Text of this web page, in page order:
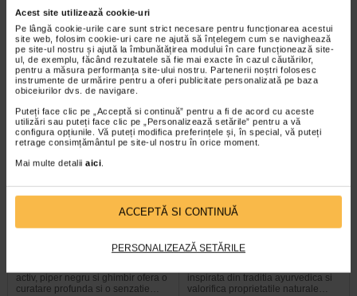
Acest site utilizează cookie-uri
Pe lângă cookie-urile care sunt strict necesare pentru funcționarea acestui
site web, folosim cookie-uri care ne ajută să înțelegem cum se navighează
pe site-ul nostru și ajută la îmbunătățirea modului în care funcționează site-
ul, de exemplu, făcând rezultatele să fie mai exacte în cazul căutărilor,
pentru a măsura performanța site-ului nostru. Partenerii noștri folosesc
instrumente de urmărire pentru a oferi publicitate personalizată pe baza
obiceiurilor dvs. de navigare.
Puteți face clic pe „Acceptă si continuă” pentru a fi de acord cu aceste
utilizări sau puteți face clic pe „Personalizează setările” pentru a vă
configura opțiunile. Vă puteți modifica preferințele și, în special, vă puteți
retrage consimțământul pe site-ul nostru în orice moment.
Mai multe detalii aici.
ACCEPTĂ SI CONTINUĂ
PERSONALIZEAZĂ SETĂRILE
utilizarii betisorului de miswak,
aceasta pasta de dinti ofera…
gingii sensibile. Cuisoarele sunt…
Plătești 2, primești 3
Pasta de dinti albire cu
Carbune Activ, fara fluor, 100…
activ, piper negru si ghimbir ofera o
curatare profunda si o senzatie…
Pasta de dinti cu efect
antibacterian cu Neem, fara…
inspirata din traditia ayurvedica si
valorifica proprietatile naturale…